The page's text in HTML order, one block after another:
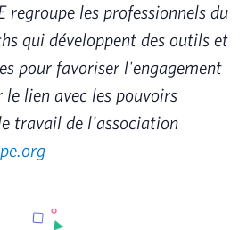
regroupe les professionnels du
qui développent des outils et
pour favoriser l'engagement
lien avec les pouvoirs
travail de l'association